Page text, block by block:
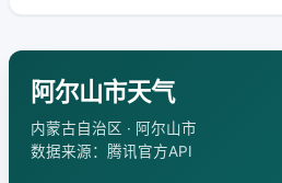
阿尔山市天气
内蒙古自治区 · 阿尔山市
数据来源：腾讯官方API